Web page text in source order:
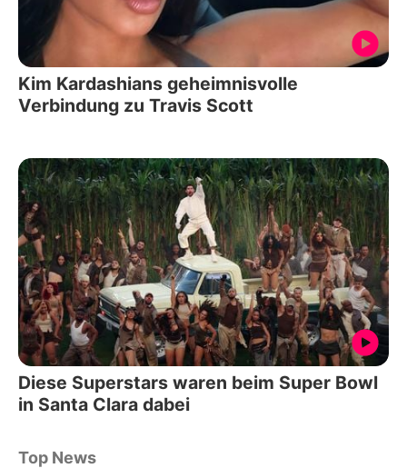
Kim Kardashians geheimnisvolle
Verbindung zu Travis Scott
Diese Superstars waren beim Super Bowl
in Santa Clara dabei
Top News